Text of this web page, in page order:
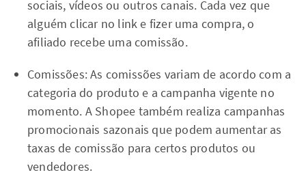
sociais, vídeos ou outros canais. Cada vez que
alguém clicar no link e fizer uma compra, o
afiliado recebe uma comissão.
Comissões: As comissões variam de acordo com a
categoria do produto e a campanha vigente no
momento. A Shopee também realiza campanhas
promocionais sazonais que podem aumentar as
taxas de comissão para certos produtos ou
vendedores.